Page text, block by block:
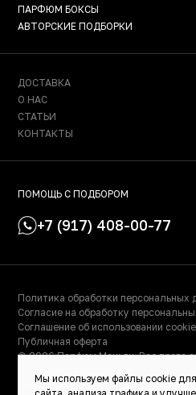
ПАРФЮМ БОКСЫ
АВТОРСКИЕ ПОДБОРКИ
ДОСТАВКА
О НАС
СТАТЬИ
КОНТАКТЫ
ПОМОЩЬ С ПОДБОРОМ
+7 (917) 408-00-77
Политика обработки персональных
Согласие на обработку
Соглашение об использовании
Публичная оферта
© 2026 Парфюм Маньяк. Все права
ИНН: 023000504158
Мы используем файлы cookie